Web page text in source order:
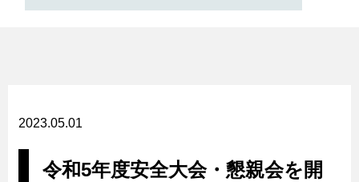
2023.05.01
令和5年度安全大会・懇親会を開